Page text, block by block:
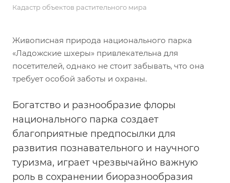
Кадастр объектов растительного мира
Живописная природа национального парка
«Ладожские шхеры» привлекательна для
посетителей, однако не стоит забывать, что она
требует особой заботы и охраны.
Богатство и разнообразие флоры
национального парка создает
благоприятные предпосылки для
развития познавательного и научного
туризма, играет чрезвычайно важную
роль в сохранении биоразнообразия